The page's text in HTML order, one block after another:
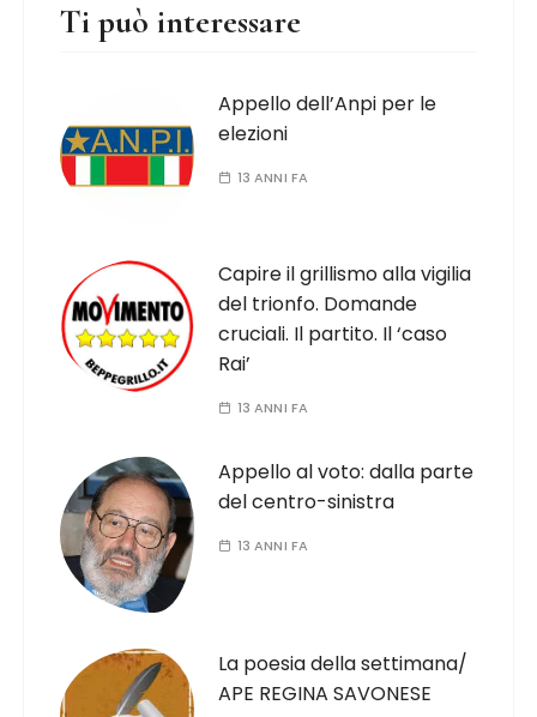
Ti può interessare
Appello dell’Anpi per le
elezioni
13 ANNI FA
Capire il grillismo alla vigilia
del trionfo. Domande
cruciali. Il partito. Il ‘caso
Rai’
13 ANNI FA
Appello al voto: dalla parte
del centro-sinistra
13 ANNI FA
La poesia della settimana/
APE REGINA SAVONESE